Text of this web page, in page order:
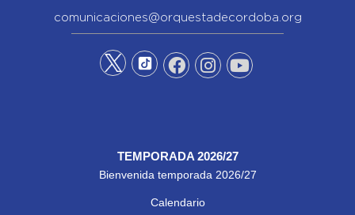
comunicaciones@orquestadecordoba.org
TEMPORADA 2026/27
Bienvenida temporada 2026/27
Calendario